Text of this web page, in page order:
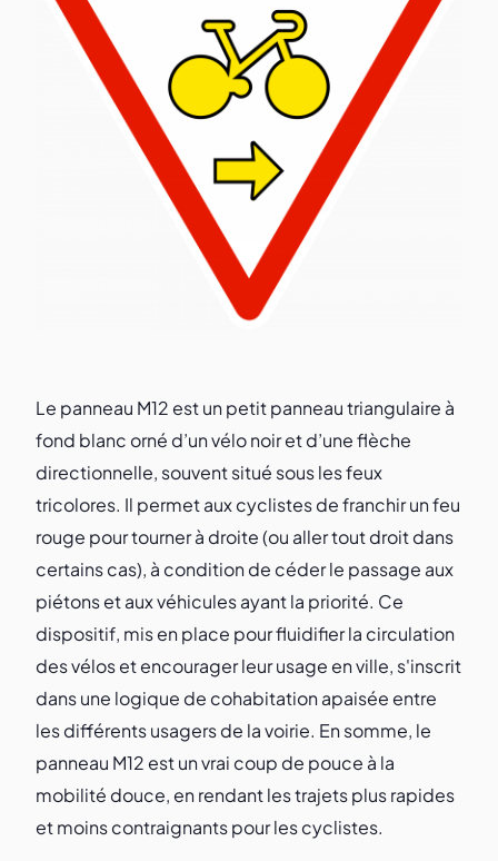
Le panneau M12 est un petit panneau triangulaire à
fond blanc orné d’un vélo noir et d’une flèche
directionnelle, souvent situé sous les feux
tricolores. Il permet aux cyclistes de franchir un feu
rouge pour tourner à droite (ou aller tout droit dans
certains cas), à condition de céder le passage aux
piétons et aux véhicules ayant la priorité. Ce
dispositif, mis en place pour fluidifier la circulation
des vélos et encourager leur usage en ville, s'inscrit
dans une logique de cohabitation apaisée entre
les différents usagers de la voirie. En somme, le
panneau M12 est un vrai coup de pouce à la
mobilité douce, en rendant les trajets plus rapides
et moins contraignants pour les cyclistes.